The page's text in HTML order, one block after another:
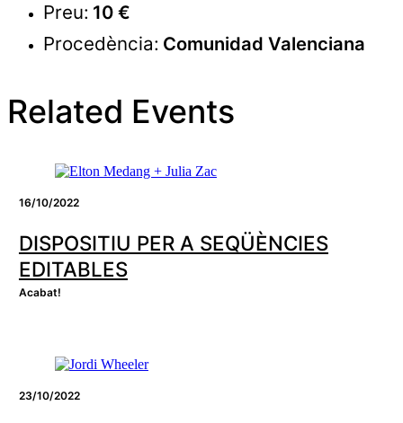
Preu: 10 €
Procedència: Comunidad Valenciana
Related Events
16/10/2022
DISPOSITIU PER A SEQÜÈNCIES
EDITABLES
Acabat!
23/10/2022